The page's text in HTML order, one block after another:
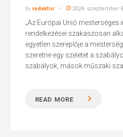
by redaktor 2024. szeptember
„Az Európai Unió mesterséges
rendelkezései szakaszosan
egyetlen szereplője a
szeretne egy szeletet a
szabályok, mások műszaki
READ MORE